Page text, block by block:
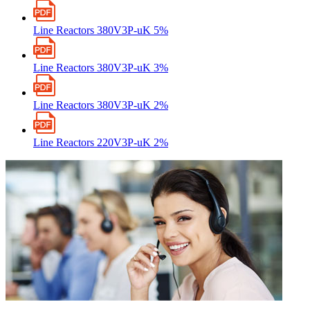
Line Reactors 380V3P-uK 5%
Line Reactors 380V3P-uK 3%
Line Reactors 380V3P-uK 2%
Line Reactors 220V3P-uK 2%